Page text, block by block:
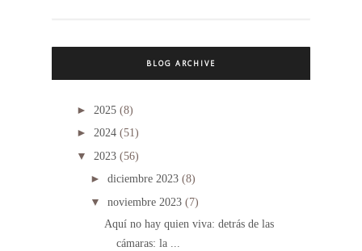
BLOG ARCHIVE
► 2025 (8)
► 2024 (51)
▼ 2023 (56)
► diciembre 2023 (8)
▼ noviembre 2023 (7)
Aquí no hay quien viva: detrás de las
cámaras: la ...